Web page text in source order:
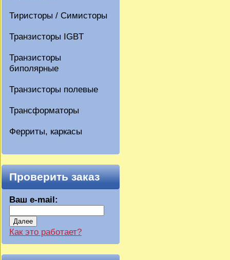
Тиристоры / Симисторы
Транзисторы IGBT
Транзисторы
биполярные
Транзисторы полевые
Трансформаторы
Ферриты, каркасы
Проверить заказ
Ваш e-mail:
Далее
Как это работает?